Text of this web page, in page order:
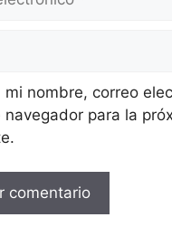
mi nombre, correo
navegador para la